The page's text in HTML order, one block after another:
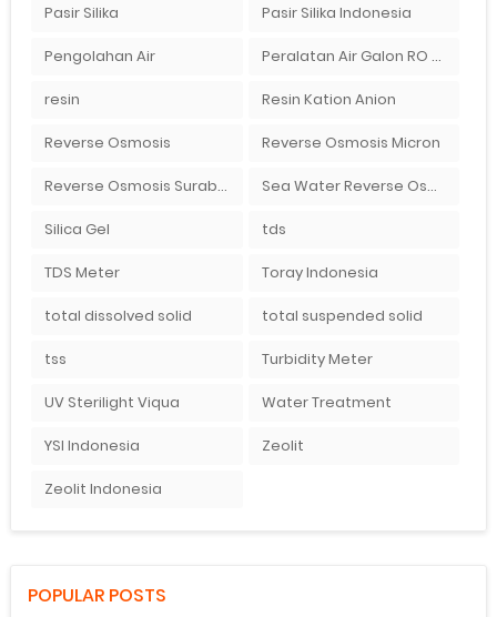
Pasir Silika Pasir Silika Indonesia
Pengolahan Air Peralatan Air Galon RO Palembang
resin Resin Kation Anion
Reverse Osmosis Reverse Osmosis Micron
Reverse Osmosis Surabaya Sea Water Reverse Osmosis
Silica Gel tds
TDS Meter Toray Indonesia
total dissolved solid total suspended solid
tss Turbidity Meter
UV Sterilight Viqua Water Treatment
YSI Indonesia Zeolit
Zeolit Indonesia
POPULAR POSTS